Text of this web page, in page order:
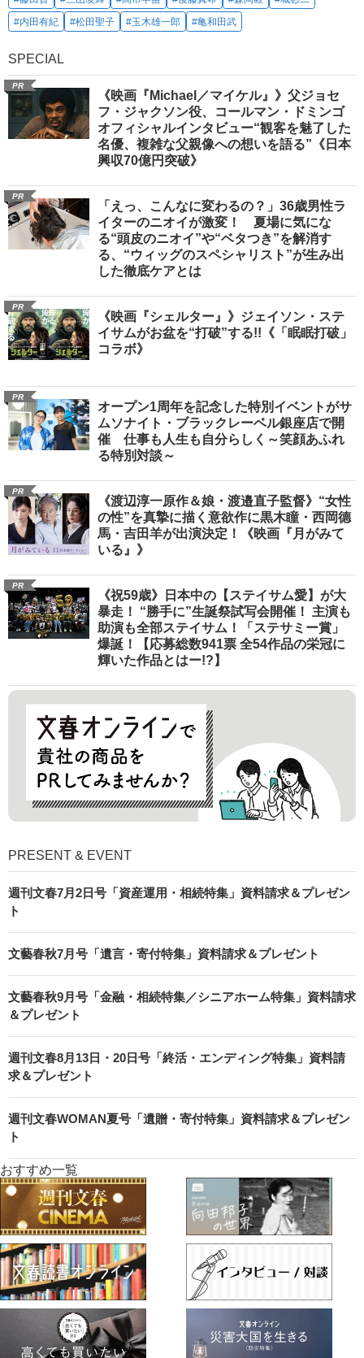
#内田有紀
#松田聖子 #玉木雄一郎 #亀和田武
SPECIAL
PR
《映画『Michael／マイケル』》父ジョセ
フ・ジャクソン役、コールマン・ドミンゴ
オフィシャルインタビュー“観客を魅了した
名優、複雑な父親像への想いを語る”《日本
興収70億円突破》
PR
「えっ、こんなに変わるの？」36歳男性ラ
イターのニオイが激変！ 夏場に気にな
る“頭皮のニオイ”や“ベタつき”を解消す
る、“ウィッグのスペシャリスト”が生み出
した徹底ケアとは
PR
《映画『シェルター』》ジェイソン・ステ
イサムがお盆を“打破”する!!《「眠眠打破」
コラボ》
PR
オープン1周年を記念した特別イベントがサ
ムソナイト・ブラックレーベル銀座店で開
催 仕事も人生も自分らしく～笑顔あふれ
る特別対談～
PR
《渡辺淳一原作＆娘・渡邉直子監督》“女性
の性”を真摯に描く意欲作に黒木瞳・西岡德
馬・吉田羊が出演決定！《映画『月がみて
いる』》
PR
《祝59歳》日本中の【ステイサム愛】が大
暴走！ “勝手に”生誕祭試写会開催！ 主演も
助演も全部ステイサム！「ステサミー賞」
爆誕！【応募総数941票 全54作品の栄冠に
輝いた作品とはー!?】
PRESENT & EVENT
週刊文春7月2日号「資産運用・相続特集」資料請求＆プレゼン
ト
文藝春秋7月号「遺言・寄付特集」資料請求＆プレゼント
文藝春秋9月号「金融・相続特集／シニアホーム特集」資料請求
＆プレゼント
週刊文春8月13日・20日号「終活・エンディング特集」資料請
求＆プレゼント
週刊文春WOMAN夏号「遺贈・寄付特集」資料請求＆プレゼン
ト
おすすめ一覧